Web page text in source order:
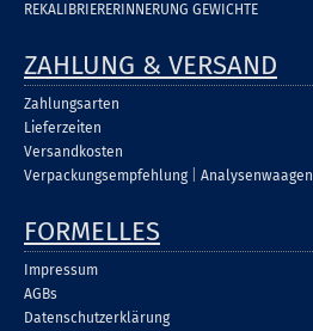
REKALIBRIERERINNERUNG GEWICHTE
ZAHLUNG & VERSAND
Zahlungsarten
Lieferzeiten
Versandkosten
Verpackungsempfehlung
Analysenwaagen
FORMELLES
Impressum
AGBs
Datenschutzerklärung